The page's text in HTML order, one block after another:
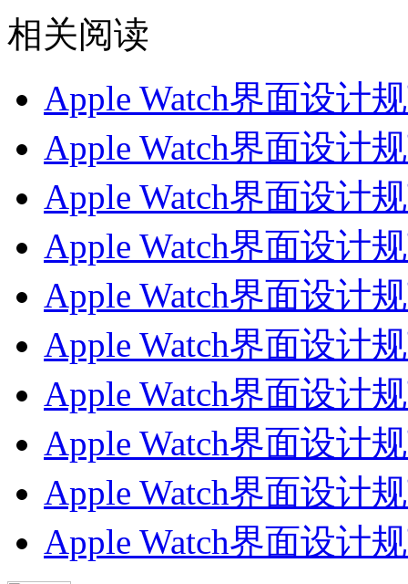
相关阅读
Apple Watch界面设计
Apple Watch界面设计
Apple Watch界面设计
Apple Watch界面设计
Apple Watch界面设计
Apple Watch界面设计
Apple Watch界面设计
Apple Watch界面设计
Apple Watch界面设计
Apple Watch界面设计